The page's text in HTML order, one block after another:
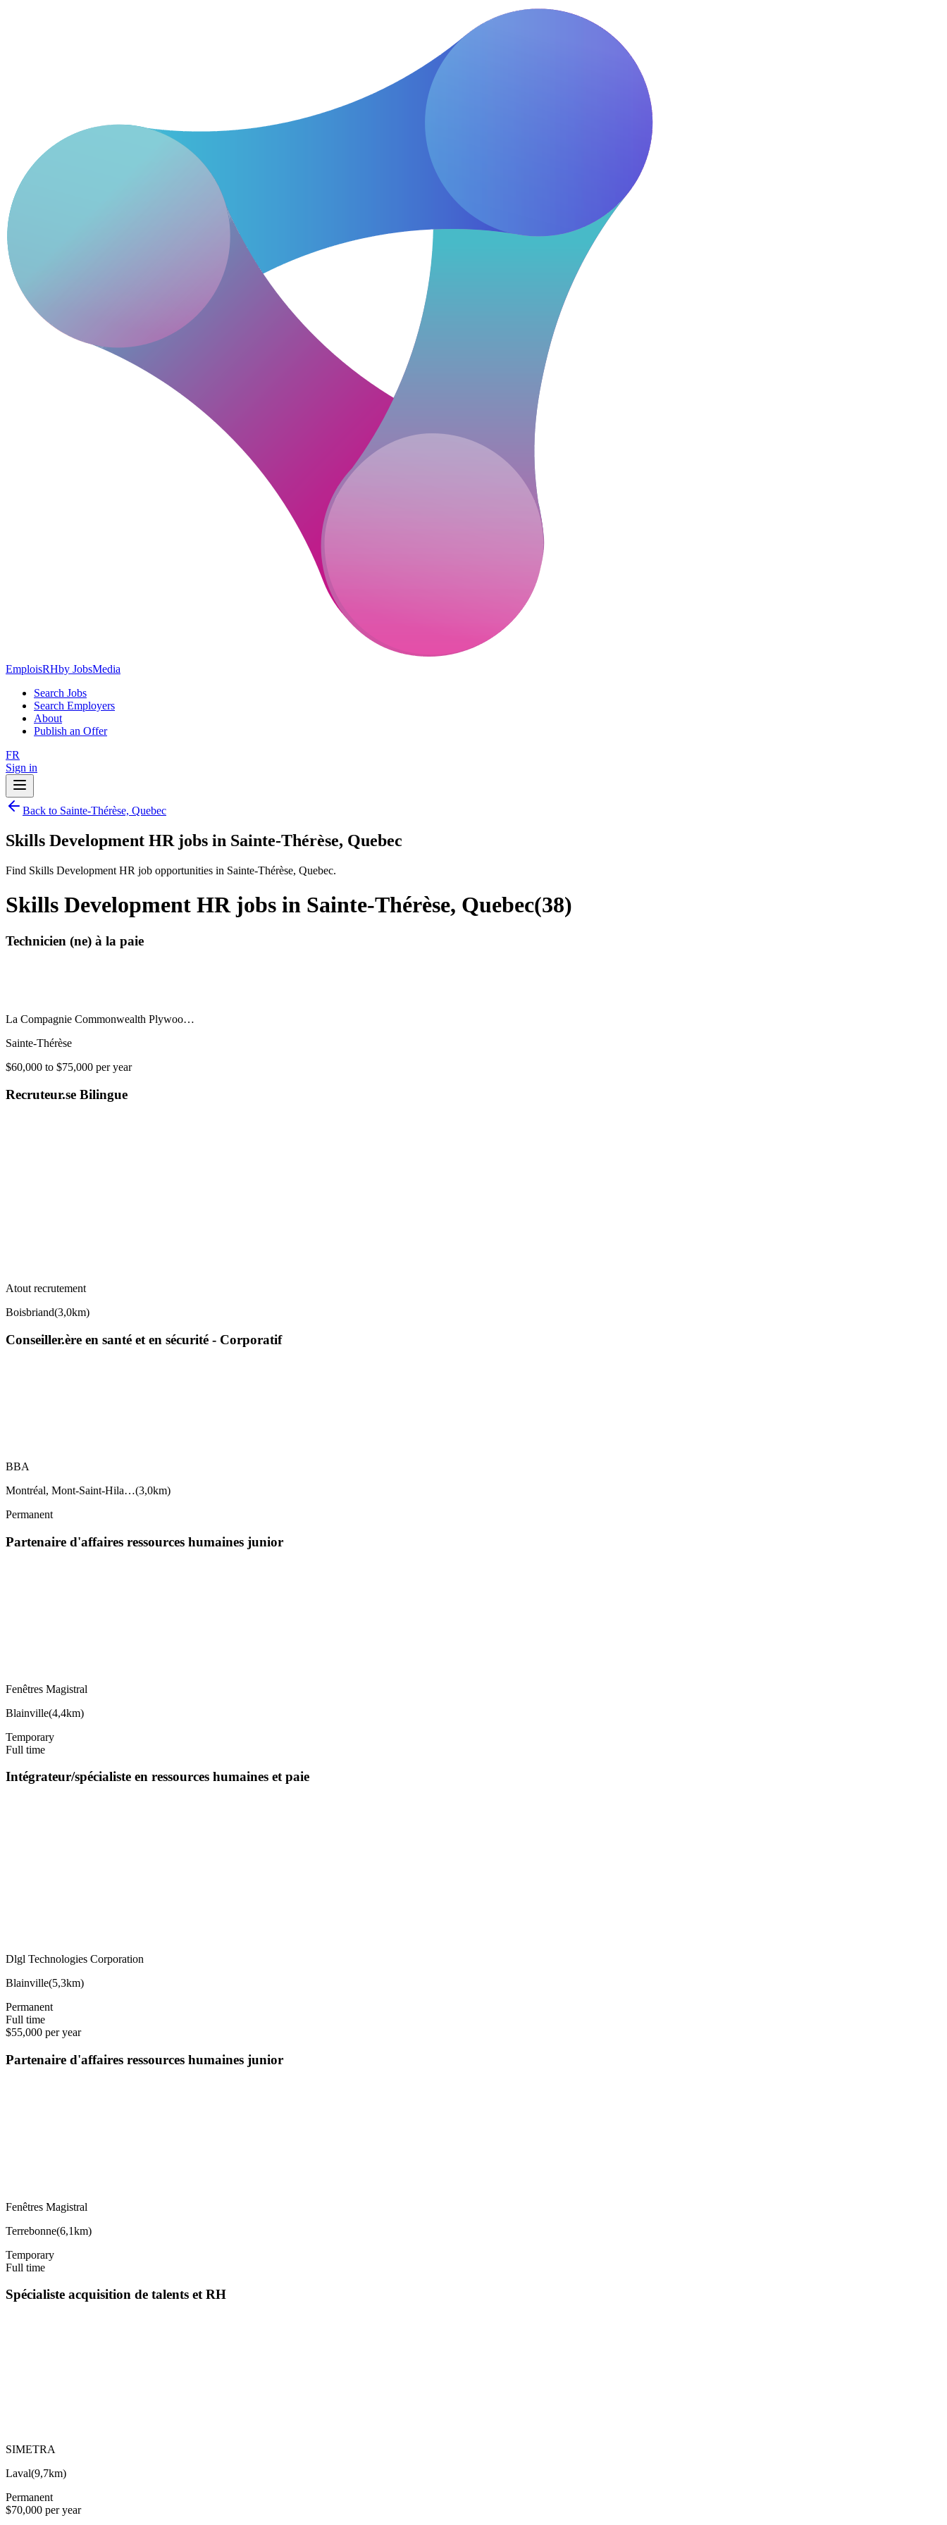
EmploisRHby JobsMedia
Search Jobs
Search Employers
About
Publish an Offer
FR
Sign in
Back to Sainte-Thérèse, Quebec
Skills Development HR jobs in Sainte-Thérèse, Quebec
Find Skills Development HR job opportunities in Sainte-Thérèse, Quebec.
Skills Development HR jobs in Sainte-Thérèse, Quebec(38)
Technicien (ne) à la paie
La Compagnie Commonwealth Plywoo…
Sainte-Thérèse
$60,000 to $75,000 per year
Recruteur.se Bilingue
Atout recrutement
Boisbriand(3,0km)
Conseiller.ère en santé et en sécurité - Corporatif
BBA
Montréal, Mont-Saint-Hila…(3,0km)
Permanent
Partenaire d'affaires ressources humaines junior
Fenêtres Magistral
Blainville(4,4km)
Temporary
Full time
Intégrateur/spécialiste en ressources humaines et paie
Dlgl Technologies Corporation
Blainville(5,3km)
Permanent
Full time
$55,000 per year
Partenaire d'affaires ressources humaines junior
Fenêtres Magistral
Terrebonne(6,1km)
Temporary
Full time
Spécialiste acquisition de talents et RH
SIMETRA
Laval(9,7km)
Permanent
$70,000 per year